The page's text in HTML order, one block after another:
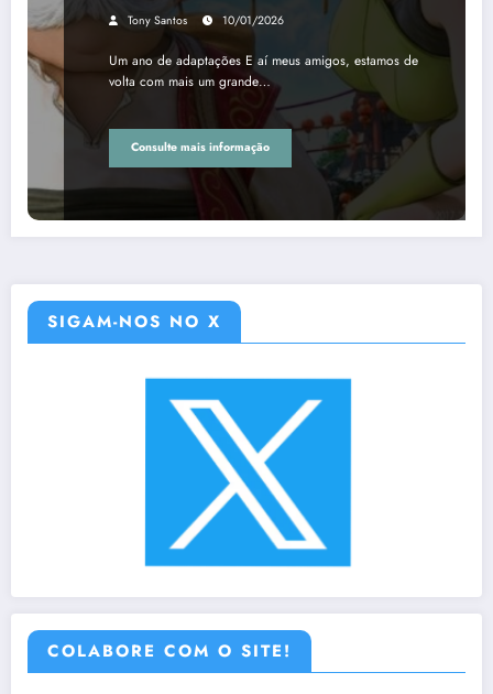
Tony Santos 10/01/2026
Um ano de adaptações E aí meus amigos, estamos de
volta com mais um grande…
Consulte mais informação
SIGAM-NOS NO X
COLABORE COM O SITE!